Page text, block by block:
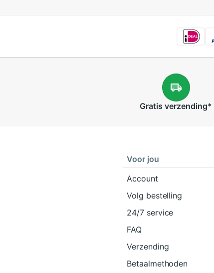
Gratis verzending*
Voor jou
Account
Volg bestelling
24/7 service
FAQ
Verzending
Betaalmethoden